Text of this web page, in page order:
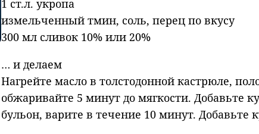
1 ст.л. укропа
измельченный тмин, соль, перец по вкусу
300 мл сливок 10% или 20%
… и делаем
Нагрейте масло в толстодонной кастрюле,
обжаривайте 5 минут до мягкости. Добавьте
бульон, варите в течение 10 минут.